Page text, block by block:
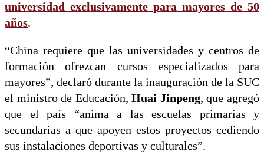
universidad exclusivamente para mayores de 50
años.
“China requiere que las universidades y centros de
formación ofrezcan cursos especializados para
mayores”, declaró durante la inauguración de la SUC
el ministro de Educación,Huai Jinpeng, que agregó
que el país “anima a las escuelas primarias y
secundarias a que apoyen estos proyectos cediendo
sus instalaciones deportivas y culturales”.